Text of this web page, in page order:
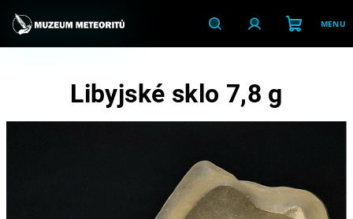
obsah
HledatPřihlášeníNákupní
Libyjské sklo 7,8 g